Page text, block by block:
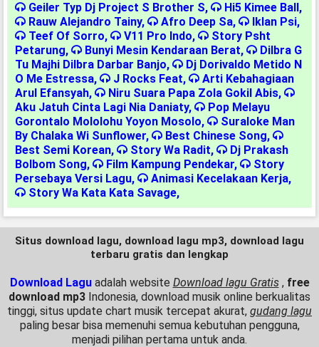
Geiler Typ Dj Project S Brother S, Hi5 Kimee Ball,
Rauw Alejandro Tainy, Afro Deep Sa, Iklan Psi,
Teef Of Sorro, V11 Pro Indo,
Story Psht
Petarung, Bunyi Mesin Kendaraan Berat,
Dilbra G
Tu Majhi Dilbra Darbar Banjo,
Dj Dorivaldo Metido N
O Me Estressa, J Rocks Feat,
Arti Kebahagiaan
Arul Efansyah, Niru Suara Papa Zola Gokil Abis,
Aku Jatuh Cinta Lagi Nia Daniaty,
Pop Melayu
Gorontalo Mololohu Yoyon Mosolo,
Suraloke Man
By Chalaka Wi Sunflower, Best Chinese Song,
Best Semi Korean, Story Wa Radit,
Dj Prakash
Bolbom Song, Film Kampung Pendekar,
Story
Persebaya Versi Lagu, Animasi Kecelakaan Kerja,
Story Wa Kata Kata Savage,
Situs download lagu, download lagu mp3, download lagu
terbaru gratis dan lengkap
Download Lagu adalah website Download lagu Gratis , free
download mp3 Indonesia, download musik online berkualitas
tinggi, situs update chart musik tercepat akurat, gudang lagu
paling besar bisa memenuhi semua kebutuhan pengguna,
menjadi pilihan pertama untuk anda.